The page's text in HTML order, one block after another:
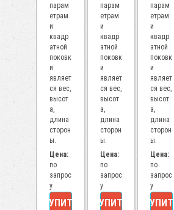
парам
етрам
и
квадр
атной
поковк
и
являет
ся вес,
высот
а,
длина
сторон
ы.
Цена:
по
запрос
у
КУПИТЬ
парам
етрам
и
квадр
атной
поковк
и
являет
ся вес,
высот
а,
длина
сторон
ы.
Цена:
по
запрос
у
КУПИТЬ
парам
етрам
и
квадр
атной
поковк
и
являет
ся вес,
высот
а,
длина
сторон
ы.
Цена:
по
запрос
у
КУПИТЬ